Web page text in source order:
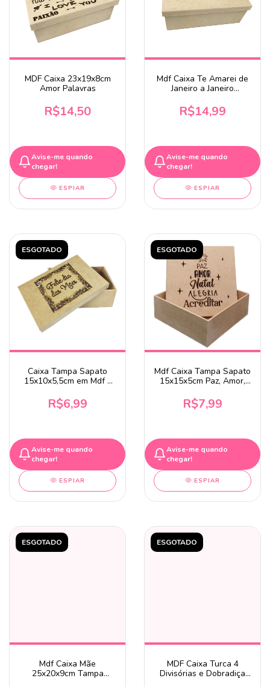
MDF Caixa 23x19x8cm
Amor Palavras
R$14,50
Avise-me quando
chegar!
ESPIAR
Mdf Caixa Te Amarei de
Janeiro a Janeiro
R$14,99
Avise-me quando
chegar!
ESPIAR
ESGOTADO
Caixa Tampa Sapato
15x10x5,5cm em Mdf -
Mães
R$6,99
Avise-me quando
chegar!
ESPIAR
ESGOTADO
Mdf Caixa Tampa Sapato
15x15x5cm Paz, Amor,
R$7,99
Avise-me quando
chegar!
ESPIAR
ESGOTADO
Mdf Caixa Mãe
25x20x9cm Tampa
ESGOTADO
MDF Caixa Turca 4
Divisórias e Dobradiça